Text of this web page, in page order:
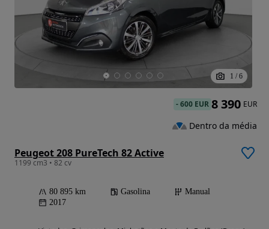
1 / 6
Peugeot 208 PureTech 82 Active
1199 cm3 • 82 cv
80 895 km Gasolina
Manual
2017
-600 EUR 8 390 EUR
Dentro da média